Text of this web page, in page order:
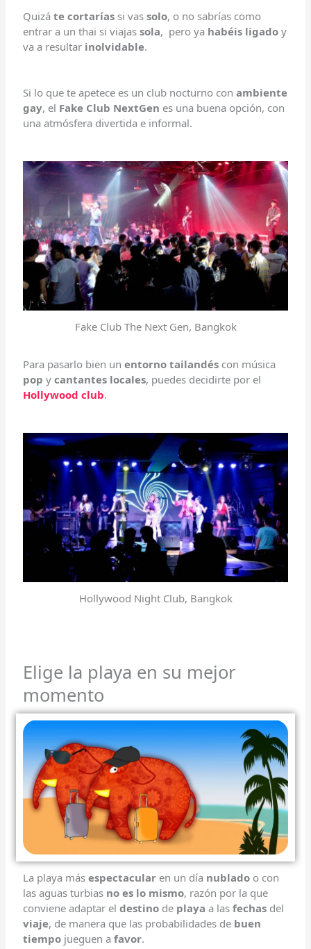
Quizáte cortarías si vassolo, o no sabrías como
entrar a un thai si viajassola, pero ya habéis ligado y
va a resultar inolvidable.
Si lo que te apetece es un club nocturno conambiente
gay, el Fake Club NextGen es una buena opción, con
una atmósfera divertida e informal.
Fake Club The Next Gen, Bangkok
Para pasarlo bien unentorno tailandés con música
pop ycantantes locales, puedes decidirte por el
Hollywood club.
Hollywood Night Club, Bangkok
Elige la playa en su mejor
momento
La playa másespectacular en un día nublado o con
las aguas turbias no es lo mismo, razón por la que
conviene adaptar eldestino de playa a lasfechas del
viaje, de manera que las probabilidades de buen
tiempo jueguen afavor.